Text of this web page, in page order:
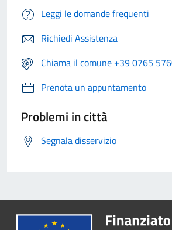
Leggi le domande frequenti
Richiedi Assistenza
Chiama il comune +39 0765
Prenota un appuntamento
Problemi in città
Segnala disservizio